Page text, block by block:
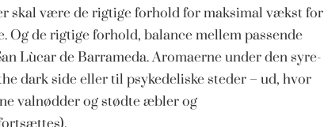
skal være de rigtige forhold for maksimal vækst for
Og de rigtige forhold, balance mellem passende
Lùcar de Barrameda. Aromaerne under den syre-
dark side eller til psykedeliske steder – ud, hvor
valnødder og stødte æbler og